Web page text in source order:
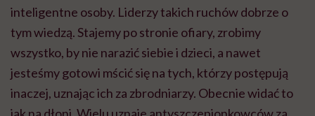
inteligentne osoby. Liderzy takich ruchów dobrze o
tym wiedzą. Stajemy po stronie ofiary, zrobimy
wszystko, by nie narazić siebie i dzieci, a nawet
jesteśmy gotowi mścić się na tych, którzy postępują
inaczej, uznając ich za zbrodniarzy. Obecnie widać to